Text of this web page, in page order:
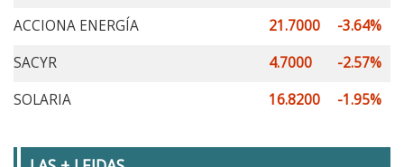
ACCIONA ENERGÍA
21.7000
-3.64%
SACYR
4.7000
-2.57%
SOLARIA
16.8200 -1.95%